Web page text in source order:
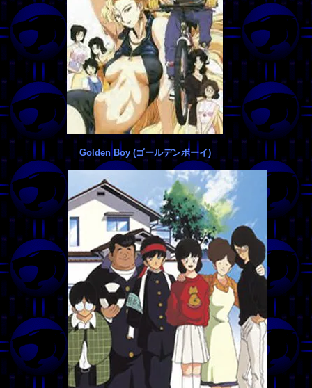
Golden Boy (ゴールデンボーイ)